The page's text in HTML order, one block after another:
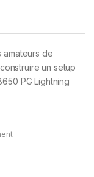
amateurs de
un setup
PG Lightning